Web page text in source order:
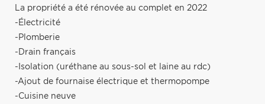
La propriété a été rénovée au complet en 2022
-Électricité
-Plomberie
-Drain français
-Isolation (uréthane au sous-sol et laine au rdc)
-Ajout de fournaise électrique et thermopompe
-Cuisine neuve